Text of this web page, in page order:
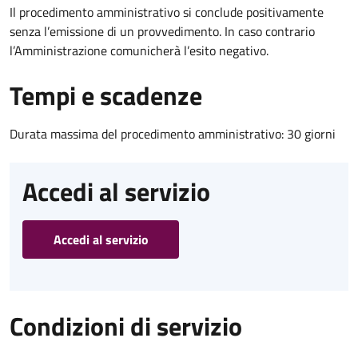
Il procedimento amministrativo si conclude positivamente
senza l’emissione di un provvedimento. In caso contrario
l’Amministrazione comunicherà l’esito negativo.
Tempi e scadenze
Durata massima del procedimento amministrativo: 30 giorni
Accedi al servizio
Accedi al servizio
Condizioni di servizio